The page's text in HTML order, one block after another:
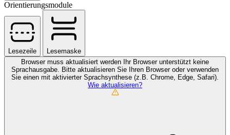
Orientierungsmodule
Lesezeile
Lesemaske
Browser muss aktualisiert werden
Ihr Browser unterstützt keine
Sprachausgabe. Bitte aktualisieren Sie Ihren Browser oder verwenden
Sie einen mit aktivierter Sprachsynthese (z.B. Chrome, Edge, Safari).
Wie aktualisieren?